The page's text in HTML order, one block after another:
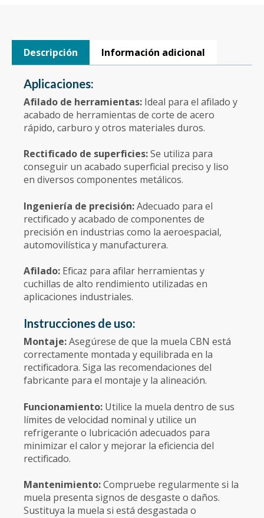
Descripción Información adicional
Aplicaciones:
Afilado de herramientas: Ideal para el afilado y
acabado de herramientas de corte de acero
rápido, carburo y otros materiales duros.
Rectificado de superficies:Se utiliza para
conseguir un acabado superficial preciso y liso
en diversos componentes metálicos.
Ingeniería de precisión:Adecuado para el
rectificado y acabado de componentes de
precisión en industrias como la aeroespacial,
automovilística y manufacturera.
Afilado: Eficaz para afilar herramientas y
cuchillas de alto rendimiento utilizadas en
aplicaciones industriales.
Instrucciones de uso:
Montaje:Asegúrese de que la muela CBN está
correctamente montada y equilibrada en la
rectificadora. Siga las recomendaciones del
fabricante para el montaje y la alineación.
Funcionamiento: Utilice la muela dentro de sus
límites de velocidad nominal y utilice un
refrigerante o lubricación adecuados para
minimizar el calor y mejorar la eficiencia del
rectificado.
Mantenimiento:Compruebe regularmente si la
muela presenta signos de desgaste o daños.
Sustituya la muela si está desgastada o